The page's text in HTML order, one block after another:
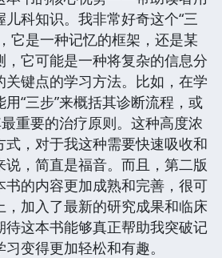
科知识。我非常好奇这个“三
它是一种记忆的框架，还是某
它可能是一种将复杂的信息分
键点的学习方法。比如，在学
“三步”来概括其诊断流程，或
重要的治疗原则。这种高度浓
，对于我这种需要快速吸收和
，简直是福音。而且，第二版
书的内容更加成熟和完善，很可
加入了最新的研究成果和临床
待这本书能够真正帮助我突破记
变得更加轻松和有趣。